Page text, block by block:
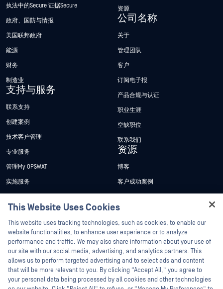
执法中的Secure 证据Secure
政府、国防与情报
美国联邦政府
能源
财务
制造业
支持与服务
联系支持
创建案例
技术客户管理
专业服务
管理My OPSWAT
实施服务
技术文档
培训
漏洞计划
合作伙伴
认证
技术合作伙伴
资源
公司名称
关于
管理团队
客户
订阅电子报
产品合规与认证
职业生涯
空缺职位
联系我们
资源
博客
客户成功案例
新闻报道
活动
网络研讨会
产品型录
白皮书
免费工具
This Website Uses Cookies
This website uses tracking technologies, such as cookies, to enable our
website functionalities, to enhance user experience or to analyze
performance and traffic. We may also share information about your use of
our site with our social media, advertising, and analytics partners. This
allows us to perform targeted advertising and to select ads and content
that will be more relevant to you. By clicking “Accept All,” you agree to
your personal data being processed by all cookies and other technologies